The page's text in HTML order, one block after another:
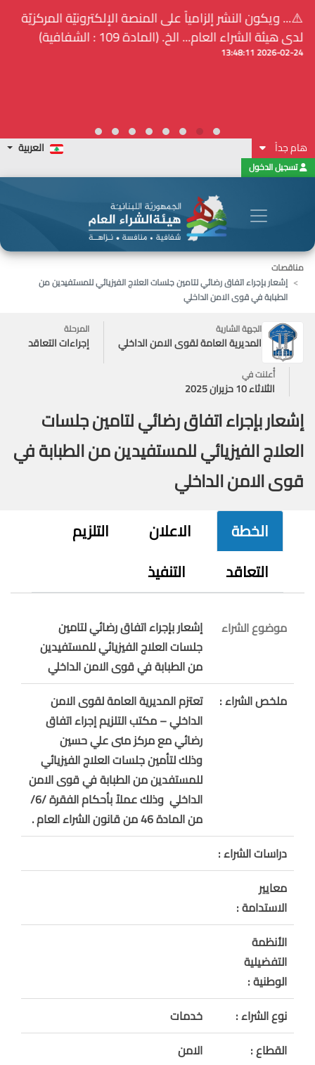
⚠️... ويكون النشر إلزامياً على المنصة الإلكترونيّة المركزيّة
لدى هيئة الشراء العام... الخ. (المادة 109 : الشفافية)
2026-02-24 13:48:11
هام جداً العربية
تسجيل الدخول
مناقصات
إشعار بإجراء اتفاق رضائي لتامين جلسات العلاج الفيزيائي للمستفيدين من
الطبابة في قوى الامن الداخلي
الجهة الشارية
المديرية العامة لقوى الامن الداخلي
المرحلة
إجراءات التعاقد
أُعلنت في
الثلاثاء 10 حزيران 2025
إشعار بإجراء اتفاق رضائي لتامين جلسات
العلاج الفيزيائي للمستفيدين من الطبابة في
قوى الامن الداخلي
الخطة الاعلان
التلزيم
التعاقد
التنفيذ
موضوع الشراء
إشعار بإجراء اتفاق رضائي لتامين
جلسات العلاج الفيزيائي للمستفيدين
من الطبابة في قوى الامن الداخلي
ملخص الشراء :
تعتزم المديرية العامة لقوى الامن
الداخلي – مكتب التلزيم إجراء اتفاق
رضائي مع مركز منى علي حسين
وذلك لتأمين جلسات العلاج الفيزيائي
للمستفدين من الطبابة في قوى الامن
الداخلي وذلك عملاً بأحكام الفقرة /6/
من المادة 46 من قانون الشراء العام .
دراسات الشراء :
معايير
الاستدامة :
الأنظمة
التفضيلية
الوطنية :
نوع الشراء :
خدمات
القطاع :
الامن